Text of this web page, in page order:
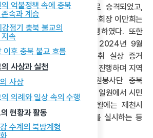
억불정책 속에 충북
속과 계승
점기 충북 불교의
속
이후 충북 불교 흐름
사상과 실천
사상
의례와 일상 속의 수행
현황과 활동
수계의 북방계형
대 되면서 2012년경 교회로 승격되었고,
신천지예수교 증거막성전 총회장 이만희는
하여 정오 예배 설교를 진행하였다. 또한
회와의 접촉면을 넓히기 위해 2024년 9월
에서 ‘2024 신천지 계시 성취 실상 증거
한 거리 행진 및 카퍼레이드를 진행하며 지역
하였다. 더불어 신천지 자원봉사단 충북
름철을 맞아 신백동과 의림지 일원에서 시민
사를 진행하였고, 같은 해 8월에는 제천시
원 대상 장수사진 촬영 봉사를 실시하는 등
행하였다.